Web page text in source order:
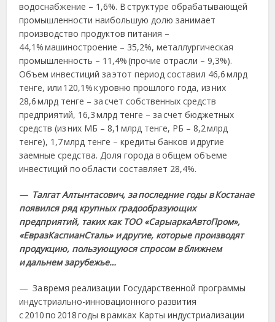
водоснабжение – 1,6%. В структуре обрабатывающей
промышленности наибольшую долю занимает
производство продуктов питания –
44,1% машиностроение – 35,2%, металлургическая
промышленность – 11,4% (прочие отрасли – 9,3%).
Объем инвестиций за этот период составил 46,6 млрд
тенге, или 120,1% к уровню прошлого года, из них
28,6 млрд тенге – за счет собственных средств
предприятий, 16,3 млрд тенге – за счет бюджетных
средств (из них МБ – 8,1 млрд тенге, РБ – 8,2 млрд
тенге), 1,7 млрд тенге – кредиты банков и другие
заемные средства. Доля города в общем объеме
инвестиций по области составляет 28,4%.
— Талгат Алтынтасович, за последние годы в Костанае
появился ряд крупных градообразующих
предприятий, таких как ТОО «СарыаркаАвтоПром»,
«ЕвразКаспианСталь» и другие, которые производят
продукцию, пользующуюся спросом в ближнем
и дальнем зарубежье…
— За время реализации Государственной программы
индустриально-инновационного развития
с 2010 по 2018 годы в рамках Карты индустриализации